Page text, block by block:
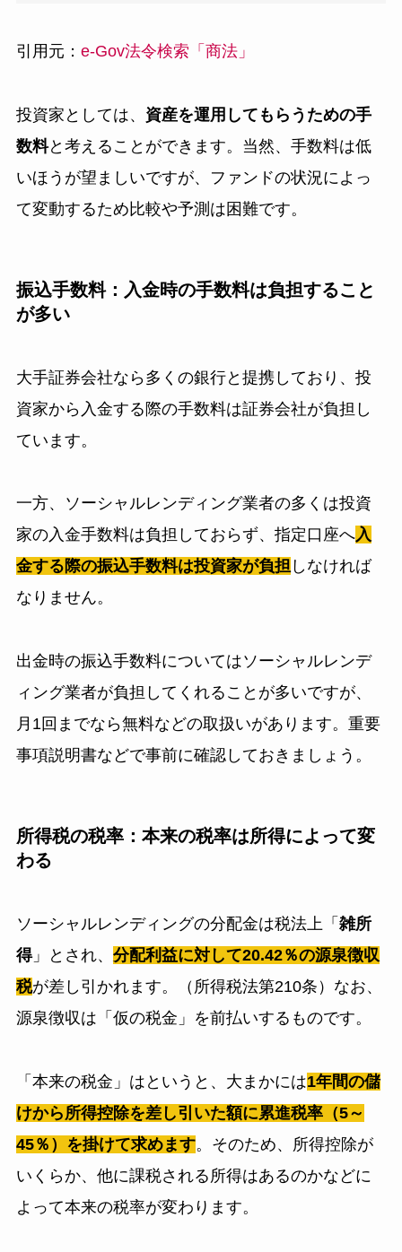
引用元： e-Gov法令検索「商法」
投資家としては、 資産を運用してもらうための手
数料と考えることができます。当然、手数料は低
いほうが望ましいですが、ファンドの状況によっ
て変動するため比較や予測は困難です。
振込手数料：入金時の手数料は負担すること
が多い
大手証券会社なら多くの銀行と提携しており、投
資家から入金する際の手数料は証券会社が負担し
ています。
一方、ソーシャルレンディング業者の多くは投資
家の入金手数料は負担しておらず、指定口座へ入
金する際の振込手数料は投資家が負担しなければ
なりません。
出金時の振込手数料についてはソーシャルレンデ
ィング業者が負担してくれることが多いですが、
月1回までなら無料などの取扱いがあります。重要
事項説明書などで事前に確認しておきましょう。
所得税の税率：本来の税率は所得によって変
わる
ソーシャルレンディングの分配金は税法上「 雑所
得」とされ、 分配利益に対して20.42％の源泉徴収
税が差し引かれます。（所得税法第210条）なお、
源泉徴収は「仮の税金」を前払いするものです。
「本来の税金」はというと、大まかには1年間の儲
けから所得控除を差し引いた額に累進税率（5～
45％）を掛けて求めます。そのため、所得控除が
いくらか、他に課税される所得はあるのかなどに
よって本来の税率が変わります。